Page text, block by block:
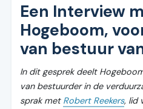
Een Interview
Hogeboom,
van bestuur
In dit gesprek deelt
van bestuurder in de
sprak met Robert Reekers, lid